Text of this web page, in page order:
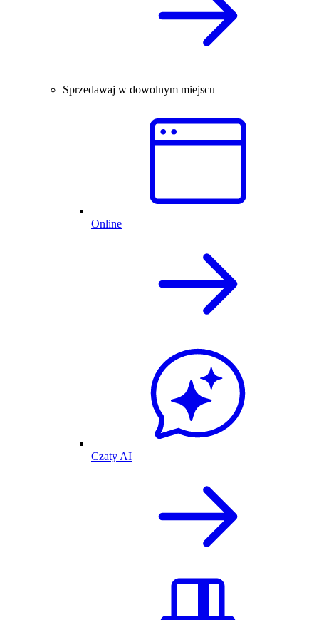
Sprzedawaj w dowolnym miejscu
Online
Czaty AI